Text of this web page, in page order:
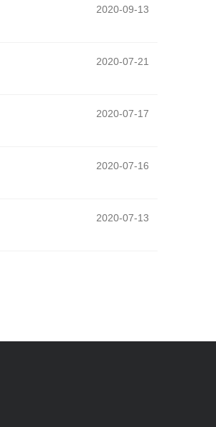
2020-09-13
2020-07-21
2020-07-17
2020-07-16
2020-07-13